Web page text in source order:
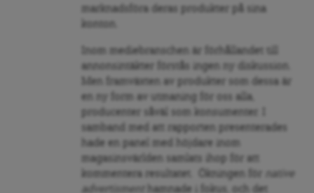
marknadsföra deras produkter på sina
Inom mediebranschen är förhållandet till
annonsintäkter förstås ingen ny diskussion.
Men framväxten av produkter som dessa är
en ny form av utmaning för oss alla,
producenter såväl som konsumenter. I
samband med att rapporten presenterades
hade en panel med höjdare inom
magasinsvärlden samlats ihop för att
kommentera resultatet. Ökningen för
native
advertisment
hamnade i fokus, och det